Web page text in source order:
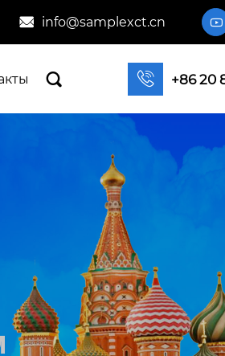
 info@samplexct.cn 
  +86 20